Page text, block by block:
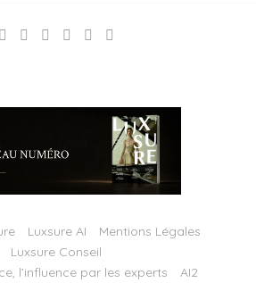
Luxsure AI
Mentions Légales
Luxsure Conseil
l’influence par les experts
AI2